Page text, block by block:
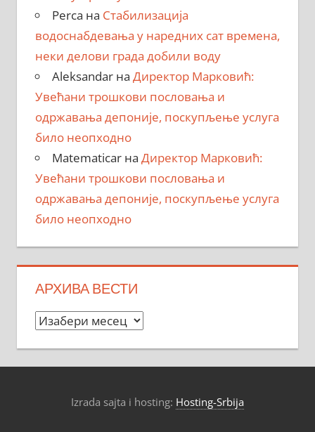
Perca на Стабилизација
водоснабдевања у наредних сат времена,
неки делови града добили воду
Aleksandarна Директор Марковић:
Увећани трошкови пословања и
одржавања депоније, поскупљење услуга
било неопходно
Matematicarна Директор Марковић:
Увећани трошкови пословања и
одржавања депоније, поскупљење услуга
било неопходно
АРХИВА ВЕСТИ
Архива
Izrada sajta i hosting: Hosting-Srbija